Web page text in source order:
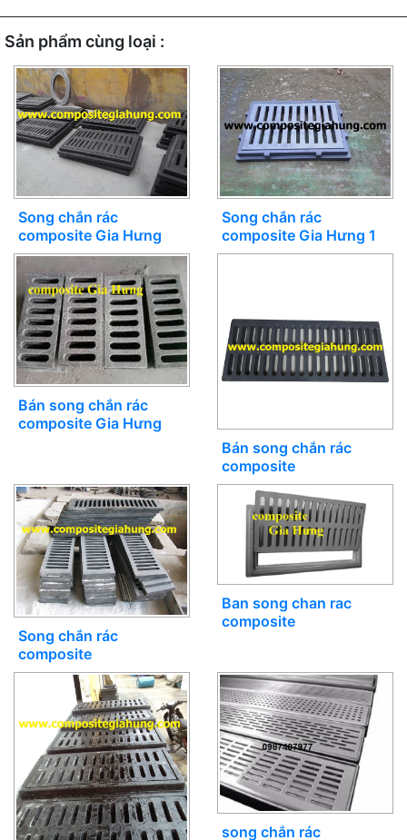
Sản phẩm cùng loại :
Song chắn rác
composite Gia Hưng
Song chắn rác
composite Gia Hưng 1
Bán song chắn rác
composite Gia Hưng
Bán song chắn rác
composite
Song chắn rác
composite
Ban song chan rac
composite
song chắn rác